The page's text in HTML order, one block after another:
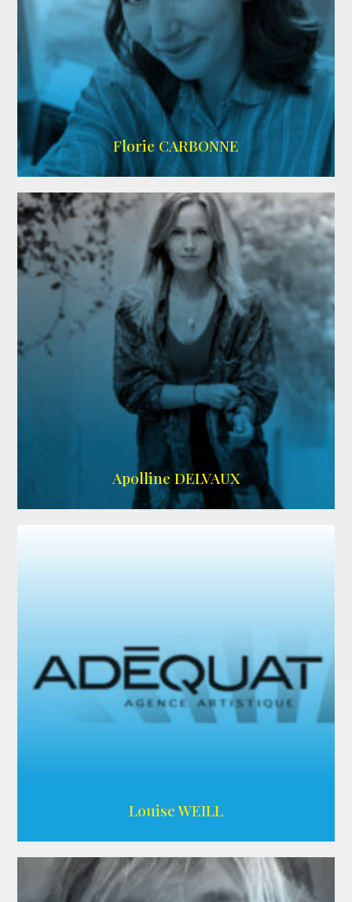
Imdb
Florie CARBONNE
Apolline DELVAUX
Louise WEILL